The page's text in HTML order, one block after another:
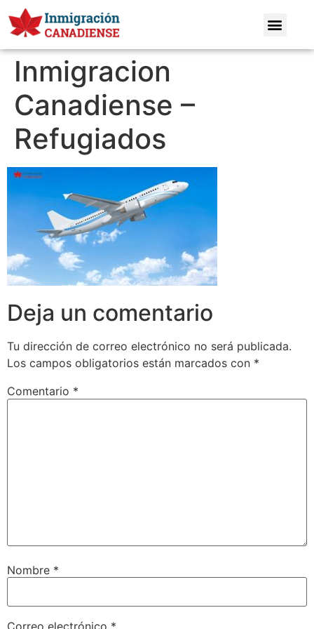
Inmigracion
Canadiense –
Refugiados
Deja un comentario
Tu dirección de correo electrónico no será publicada.
Los campos obligatorios están marcados con *
Comentario *
Nombre *